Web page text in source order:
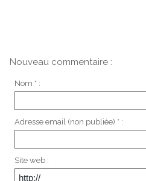
Nouveau commentaire :
Nom * :
Adresse email (non publiée) * :
Site web :